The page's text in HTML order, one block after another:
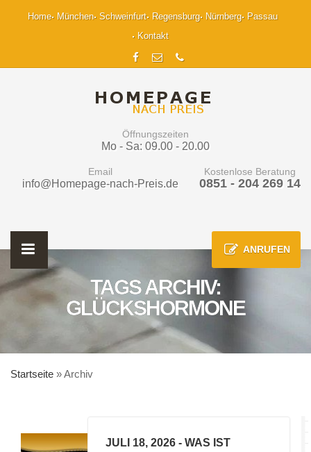
Home München Schweinfurt Regensburg Nürnberg
Passau
Kontakt
Öffnungszeiten
Mo - Sa: 09.00 - 20.00
Email
info@Homepage-nach-Preis.de
Kostenlose Beratung
0851 - 204 269 14
ANRUFEN
TAGS ARCHIV:
GLÜCKSHORMONE
Startseite »Archiv
JULI 18, 2026 - WAS IST